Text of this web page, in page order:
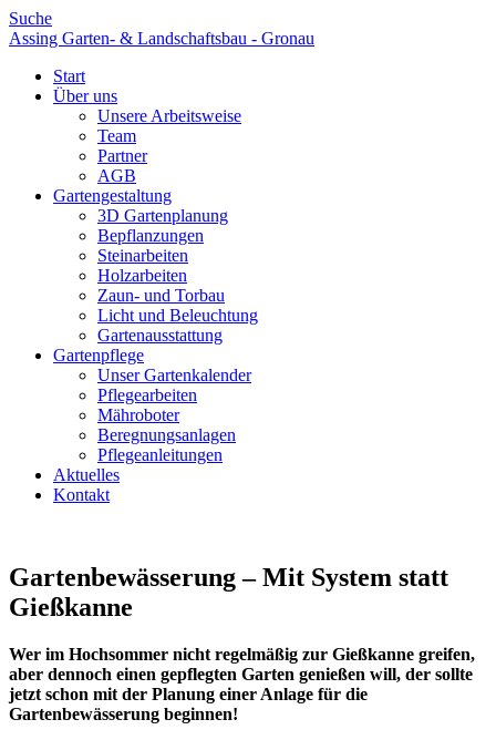
Suche
Assing Garten- & Landschaftsbau - Gronau
Start
Über uns
Unsere Arbeitsweise
Team
Partner
AGB
Gartengestaltung
3D Gartenplanung
Bepflanzungen
Steinarbeiten
Holzarbeiten
Zaun- und Torbau
Licht und Beleuchtung
Gartenausstattung
Gartenpflege
Unser Gartenkalender
Pflegearbeiten
Mähroboter
Beregnungsanlagen
Pflegeanleitungen
Aktuelles
Kontakt
Gartenbewässerung – Mit System statt
Gießkanne
Wer im Hochsommer nicht regelmäßig zur Gießkanne greifen,
aber dennoch einen gepflegten Garten genießen will, der sollte
jetzt schon mit der Planung einer Anlage für die
Gartenbewässerung beginnen!